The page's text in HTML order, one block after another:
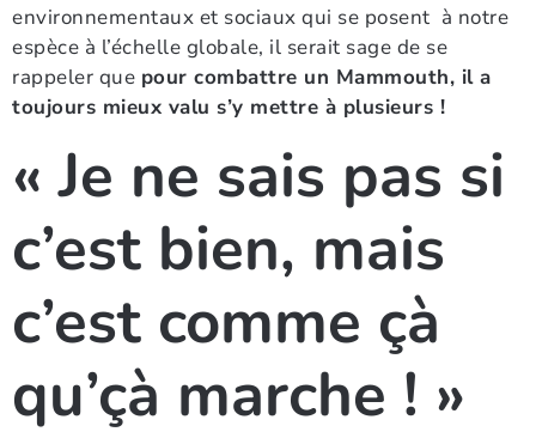
environnementaux et sociaux qui se posent à notre
espèce à l’échelle globale, il serait sage de se
rappeler que pour combattre un Mammouth, il a
toujours mieux valu s’y mettre à plusieurs !
« Je ne sais pas si
c’est bien, mais
c’est comme çà
qu’çà marche ! »